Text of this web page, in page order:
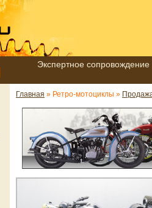
Экспертное
Главная » Ретро-мотоциклы »